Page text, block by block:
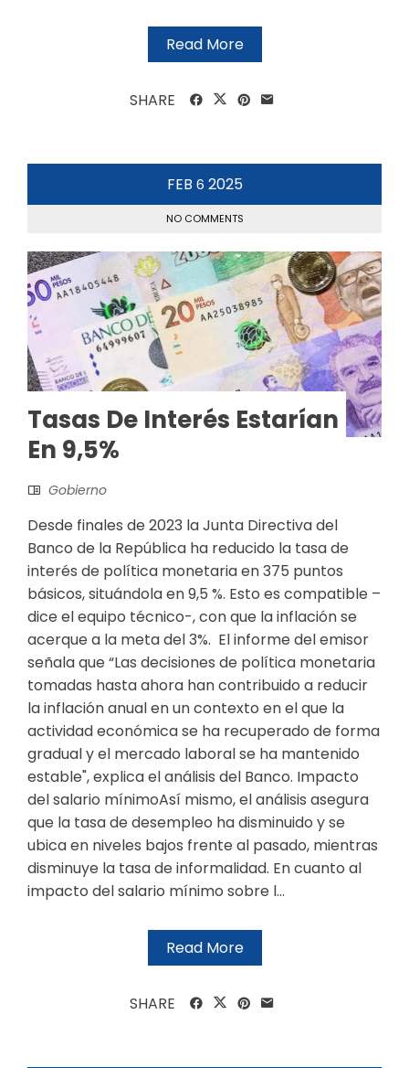
Read More
SHARE
FEB 6 2025
NO COMMENTS
Tasas​​ De Interés Estarían
En 9,5%
Gobierno
Desde finales de 2023 la Junta Directiva del
Banco de la República ha reducido la tasa de
interés de política monetaria en 375 puntos
básicos, situándola en 9,5 %. Esto es compatible –
dice el equipo técnico-, con que la inflación se
acerque a la meta del 3%. El informe del emisor
señala que “Las decisiones de política monetaria
tomadas hasta ahora han contribuido a reducir
la inflación anual en un contexto en el que la
actividad económica se ha recuperado de forma
gradual y el mercado laboral se ha mantenido
estable", explica el análisis del Banco. Impa​cto
del salario mínimo ​Así mismo, el análisis asegura
que la tasa de desempleo ha disminuido y se
ubica en niveles bajos frente al pasado, mientras
disminuye la tasa de informalidad. En cuanto al
impacto del salario mínimo sobre l...
Read More
SHARE